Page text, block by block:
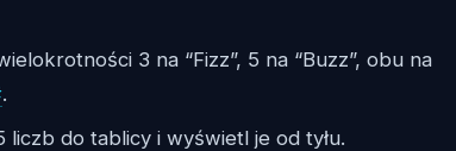
3 na “Fizz”, 5 na “Buzz”, obu na
.
do tablicy i wyświetl je od tyłu.